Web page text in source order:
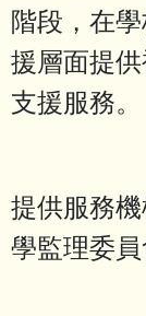
階段，在
援層面提
支援服務。
提供服務機
學監理委